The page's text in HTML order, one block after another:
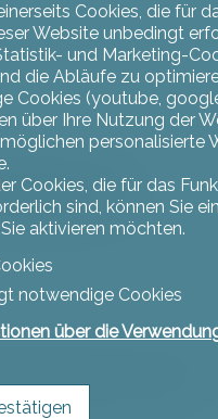
Waschküche,
ein Keller im Felsen.
Cookies, die für
Website unbedingt
und Marketing-
die Abläufe zu
Cookies (youtube,
über Ihre Nutzung der
personalisierte
Cookies, die für das
sind, können Sie
aktivieren möchten.
notwendige Cookies
über die